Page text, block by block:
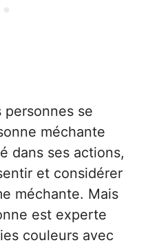
personnes se
méchante
dans ses actions,
et considérer
méchante. Mais
est experte
couleurs avec